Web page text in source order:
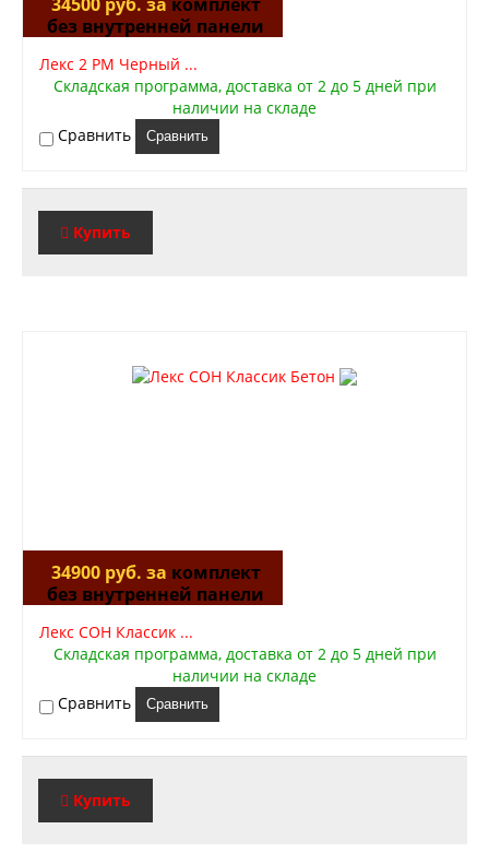
без внутренней панели
Лекс 2 РМ Черный ...
Складская программа, доставка от 2 до 5 дней при
наличии на складе
Сравнить
Сравнить
Купить
34900 руб. за комплект
без внутренней панели
Лекс СОН Классик ...
Складская программа, доставка от 2 до 5 дней при
наличии на складе
Сравнить
Сравнить
Купить